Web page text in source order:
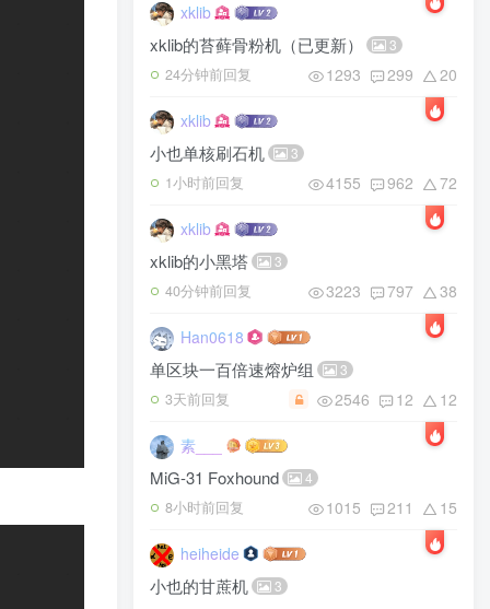
xklib
xklib的苔藓骨粉机（已更新） 3
24分钟前回复 1293 299 20
xklib
小也单核刷石机 3
1小时前回复 4155 962 72
xklib
xklib的小黑塔 3
40分钟前回复 3223 797 38
Han0618
单区块一百倍速熔炉组 3
3天前回复 2546 12 12
素___
MiG-31 Foxhound 4
8小时前回复 1015 211 15
heiheide
小也的甘蔗机 3